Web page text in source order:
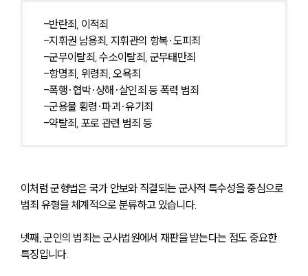
-반란죄, 이적죄
-지휘권 남용죄, 지휘관의 항복·도피죄
-군무이탈죄, 수소이탈죄, 군무태만죄
-항명죄, 위령죄, 오욕죄
-폭행·협박·상해·살인죄 등 폭력 범죄
-군용물 횡령·파괴·유기죄
-약탈죄, 포로 관련 범죄 등
이처럼 군형법은 국가 안보와 직결되는 군사적 특수성을 중심으로
범죄 유형을 체계적으로 분류하고 있습니다.
넷째, 군인의 범죄는 군사법원에서 재판을 받는다는 점도 중요한
특징입니다.